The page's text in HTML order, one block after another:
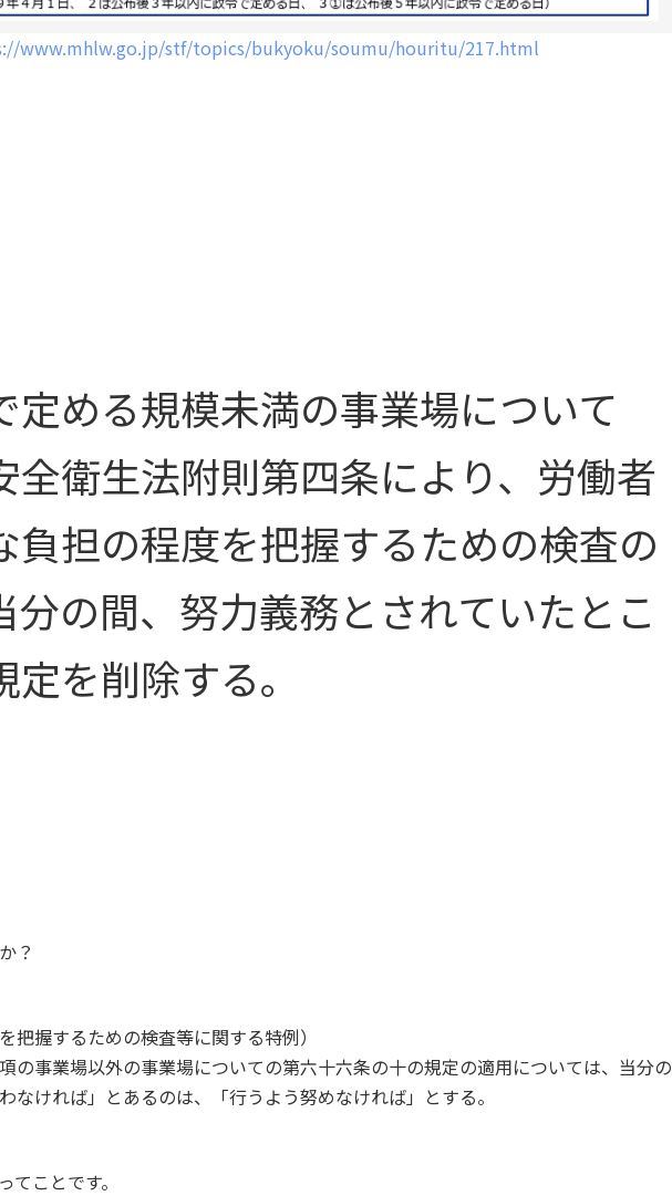
www.mhlw.go.jp/stf/topics/bukyoku/soumu/houritu/217.html
定める規模未満の事業場について
全衛生法附則第四条により、労働者
負担の程度を把握するための検査の
分の間、努力義務とされていたとこ
を削除する。
？
把握するための検査等に関する特例）
事業場以外の事業場についての第六十六条の十の規定の適用については、当分の
なければ」とあるのは、「行うよう努めなければ」とする。
ことです。